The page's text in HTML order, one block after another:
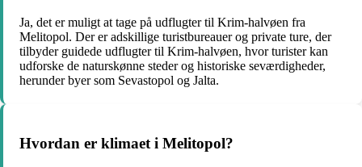
Ja, det er muligt at tage på udflugter til Krim-halvøen fra
Melitopol. Der er adskillige turistbureauer og private ture, der
tilbyder guidede udflugter til Krim-halvøen, hvor turister kan
udforske de naturskønne steder og historiske seværdigheder,
herunder byer som Sevastopol og Jalta.
Hvordan er klimaet i Melitopol?